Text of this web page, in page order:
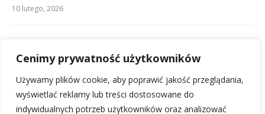
Cenimy prywatność użytkowników
Używamy plików cookie, aby poprawić jakość przeglądania,
wyświetlać reklamy lub treści dostosowane do
indywidualnych potrzeb użytkowników oraz analizować
10 lutego, 2026
10 lutego, 2026
Rankingi Chrobry Głogów: Pozycja w lidze i wyniki
10 lutego, 2026